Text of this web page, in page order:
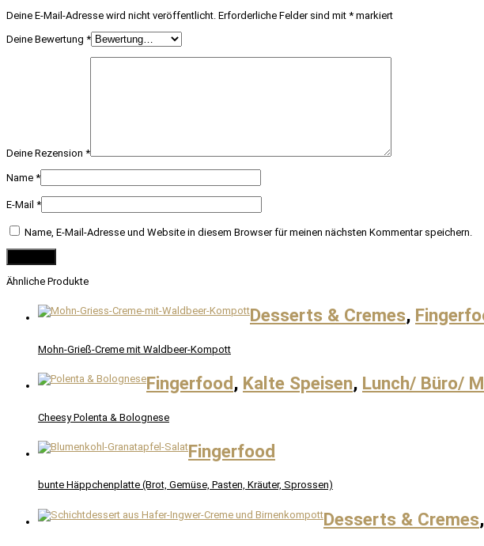
Deine E-Mail-Adresse wird nicht veröffentlicht. Erforderliche Felder sind mit * markiert
Deine Bewertung *
Deine Rezension *
Name *
E-Mail *
Name, E-Mail-Adresse und Website in diesem Browser für meinen nächsten Kommentar speichern.
Ähnliche Produkte
Desserts & Cremes,
Mohn-Grieß-Creme mit Waldbeer-Kompott
Fingerfood , Kalte Speisen, Lunch/ Büro/
Cheesy Polenta & Bolognese
Fingerfood
bunte Häppchenplatte (Brot, Gemüse, Pasten, Kräuter, Sprossen)
Desserts & Cremes,